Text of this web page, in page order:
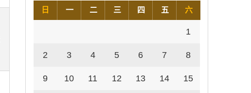
日 一 二 三 四 五 六
1
2 3 4 5 6 7 8
9 10 11 12 13 14 15